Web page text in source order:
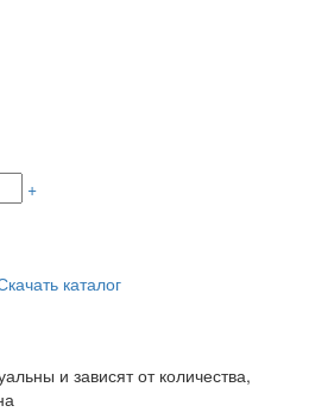
+
каталог
и зависят от количества,